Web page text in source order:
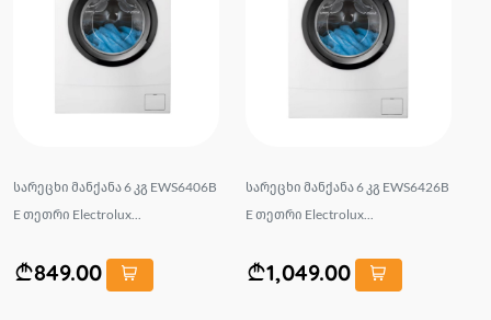
სარეცხი მანქანა 6 კგ EWS6406B
E თეთრი Electrolux...
849.00
სარეცხი მანქანა 6 კგ EWS6426B
E თეთრი Electrolux...
1,049.00